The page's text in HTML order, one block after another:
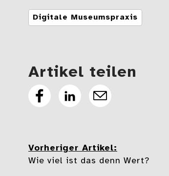
Tags
Digitale Museumspraxis
Artikel teilen
Artikel
teilen
Artikel
teilen
E-
Vorheriger Artikel:
Wie viel ist das denn Wert?